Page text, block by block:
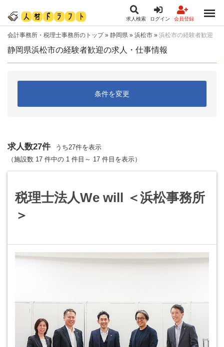
求人検索 ログイン 会員登録
会計事務所・税理士事務所のトップ» 静岡県 » 浜松市 » 浜松市の経験者歓迎
静岡県浜松市の経験者歓迎の求人・仕事情報
条件を変更
求人数27件
うち27件を表示
（施設数 17 件中の 1 件目～ 17 件目を表示）
税理士法人We will ＜浜松事務所
＞